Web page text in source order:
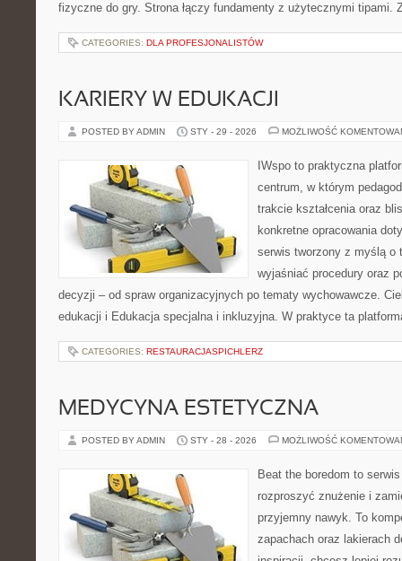
fizyczne do gry. Strona łączy fundamenty z użytecznymi
CATEGORIES: DLA PROFESJONALISTÓW
KARIERY W EDUKACJI
POSTED BY ADMIN STY - 29 - 2026 MOŻLIWOŚĆ
IWspo to praktyczna
centrum, w którym
trakcie kształcenia oraz
konkretne opracowania
serwis tworzony z myślą o
wyjaśniać procedury oraz
decyzji – od spraw organizacyjnych po tematy wychowawcze.
edukacji i Edukacja specjalna i inkluzyjna. W praktyce ta
CATEGORIES: RESTAURACJASPICHLERZ
MEDYCYNA ESTETYCZNA
POSTED BY ADMIN STY - 28 - 2026 MOŻLIWOŚĆ
Beat the boredom to
rozproszyć znużenie i
przyjemny nawyk. To
zapachach oraz lakierach